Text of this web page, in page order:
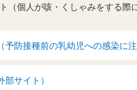
個人が咳・くしゃみをする際
防接種前の乳幼児への感染に注
サイト）